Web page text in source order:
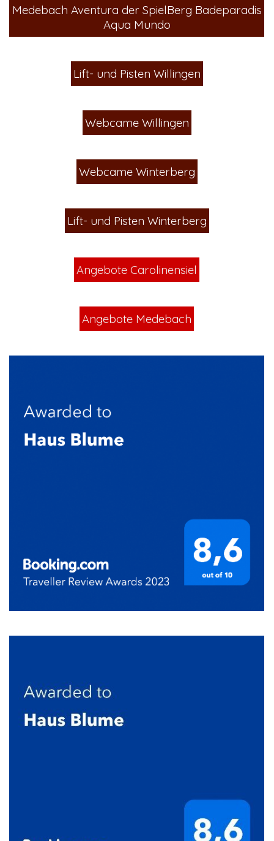
Medebach Aventura der SpielBerg Badeparadis
Aqua Mundo
Lift- und Pisten Willingen
Webcame Willingen
Webcame Winterberg
Lift- und Pisten Winterberg
Angebote Carolinensiel
Angebote Medebach